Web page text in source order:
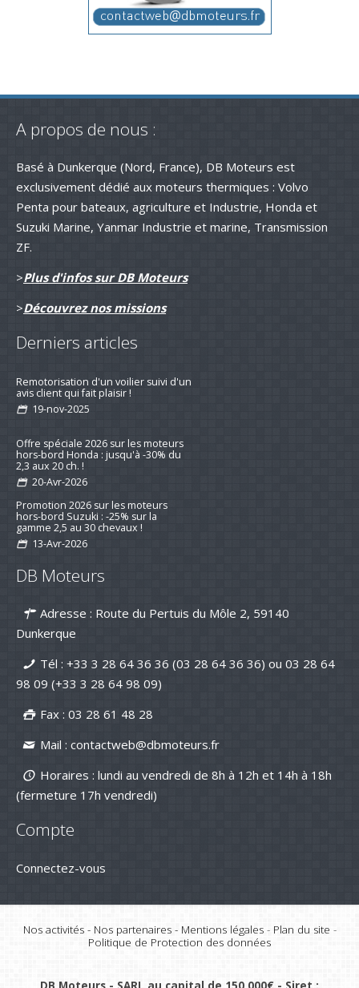
A propos de nous :
Basé à Dunkerque (Nord, France), DB Moteurs est
exclusivement dédié aux moteurs thermiques : Volvo
Penta pour bateaux, agriculture et Industrie, Honda et
Suzuki Marine, Yanmar Industrie et marine, Transmission
ZF.
>Plus d'infos sur DB Moteurs
>Découvrez nos missions
Derniers articles
Remotorisation d'un voilier suivi d'un
avis client qui fait plaisir !
19-nov-2025
Offre spéciale 2026 sur les moteurs
hors-bord Honda : jusqu'à -30% du
2,3 aux 20 ch. !
20-Avr-2026
Promotion 2026 sur les moteurs
hors-bord Suzuki : -25% sur la
gamme 2,5 au 30 chevaux !
13-Avr-2026
Préparez la saison 2026 : jusqu’à -15
% sur les kits d’entretien pour
16-mar-2026
Nouvelle série "Stealth Line" chez
Suzuki Marine : Disponible dès
26-Jan-2026
DB Moteurs vous souhaite une
projets motorisés !
DB Moteurs
Adresse : Route du Pertuis du Môle 2, 59140
Dunkerque
Tél : +33 3 28 64 36 36 (03 28 64 36 36) ou 03 28 64
98 09 (+33 3 28 64 98 09)
Fax : 03 28 61 48 28
Mail : contactweb@dbmoteurs.fr
Horaires : lundi au vendredi de 8h à 12h et 14h à 18h
(fermeture 17h vendredi)
Compte
Connectez-vous
Nos activités- Nos partenaires- Mentions légales- Plan du site -
Politique de Protection des données